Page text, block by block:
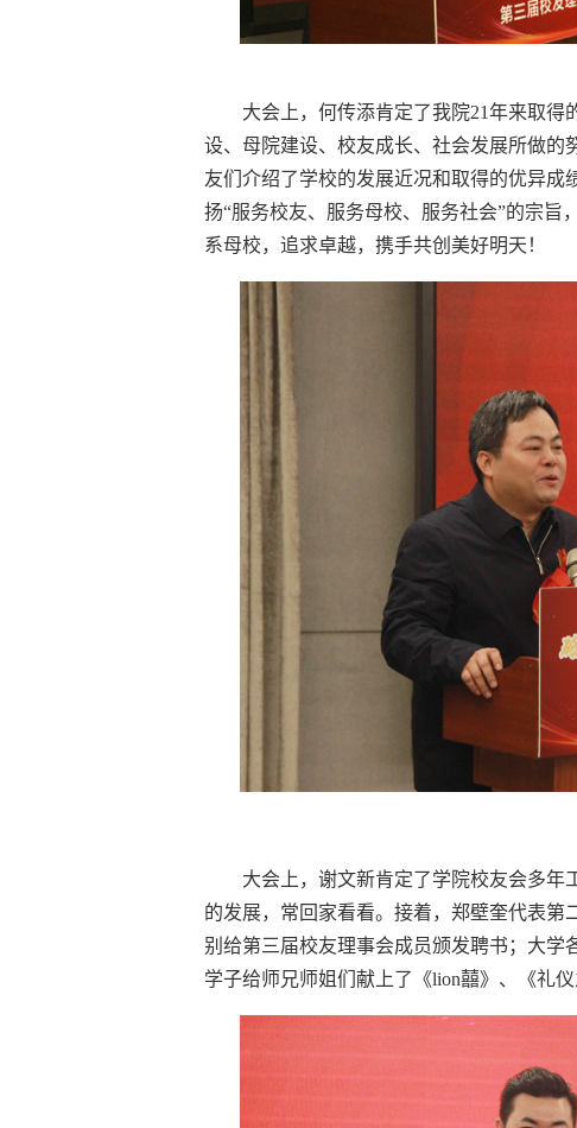
大会上，何传添肯定了我院21年来取得
设、母院建设、校友成长、社会发展所做的
友们介绍了学校的发展近况和取得的优异
扬“服务校友、服务母校、服务社会”的宗
系母校，追求卓越，携手共创美好明天！
大会上，谢文新肯定了学院校友会多年
的发展，常回家看看。接着，郑壁奎代表
别给第三届校友理事会成员颁发聘书；大
学子给师兄师姐们献上了《lion囍》、《礼